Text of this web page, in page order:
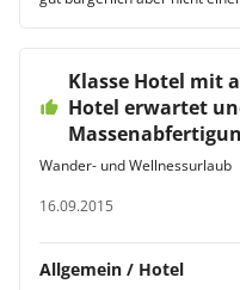
Klasse Hotel mit
Hotel erwartet
Wander- und Wellnessurlaub
16.09.2015
Allgemein / Hotel